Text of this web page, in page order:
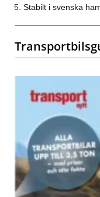
Stabilt i svenska